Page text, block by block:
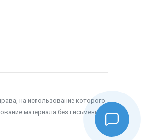
на использование которого
материала без письменного